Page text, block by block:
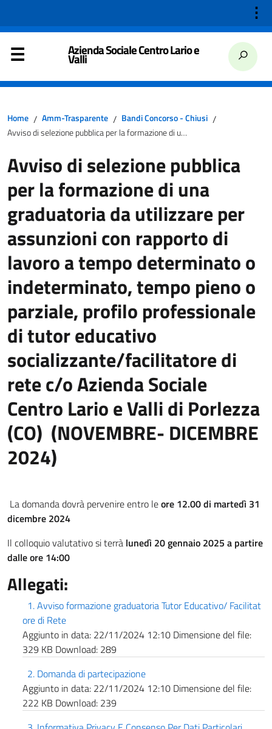
⋮
Azienda Sociale Centro Lario e
Valli
Home / Amm-Trasparente / Bandi Concorso - Chiusi /
Avviso di selezione pubblica per la formazione di una graduatoria da utilizzare per assunzioni con rapporto di lavoro a tempo determinato o indeterminato, tempo pieno o parziale, profilo professionale di tutor educativo socializzante/facilitatore di rete c/o Azienda Sociale Centro Lario e Valli di Porlezza (CO) (NOVEMBRE- DICEMBRE 2024)
Avviso di selezione pubblica
per la formazione di una
graduatoria da utilizzare per
assunzioni con rapporto di
lavoro a tempo determinato o
indeterminato, tempo pieno o
parziale, profilo professionale
di tutor educativo
socializzante/facilitatore di
rete c/o Azienda Sociale
Centro Lario e Valli di Porlezza
(CO) (NOVEMBRE- DICEMBRE
2024)
La domanda dovrà pervenire entro leore 12.00 di martedì 31
dicembre 2024
Il colloquio valutativo si terrà lunedì 20 gennaio 2025 a partire
dalle ore 14:00
Allegati:
1. Avviso formazione graduatoria Tutor Educativo/ Facilitat
ore di Rete
Aggiunto in data: 22/11/2024 12:10 Dimensione del file:
329 KB Download: 289
2. Domanda di partecipazione
Aggiunto in data: 22/11/2024 12:10 Dimensione del file:
222 KB Download: 239